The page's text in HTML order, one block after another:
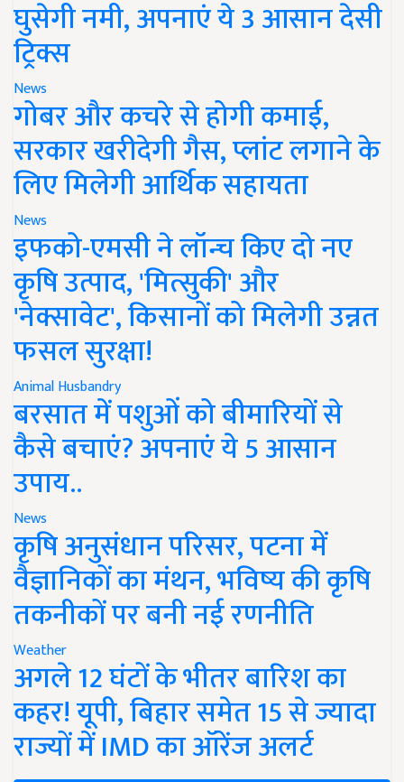
घुसेगी नमी, अपनाएं ये 3 आसान देसी
ट्रिक्स
News
गोबर और कचरे से होगी कमाई,
सरकार खरीदेगी गैस, प्लांट लगाने के
लिए मिलेगी आर्थिक सहायता
News
इफको-एमसी ने लॉन्च किए दो नए
कृषि उत्पाद, 'मित्सुकी' और
'नेक्सावेट', किसानों को मिलेगी उन्नत
फसल सुरक्षा!
Animal Husbandry
बरसात में पशुओं को बीमारियों से
कैसे बचाएं? अपनाएं ये 5 आसान
उपाय..
News
कृषि अनुसंधान परिसर, पटना में
वैज्ञानिकों का मंथन, भविष्य की कृषि
तकनीकों पर बनी नई रणनीति
Weather
अगले 12 घंटों के भीतर बारिश का
कहर! यूपी, बिहार समेत 15 से ज्यादा
राज्यों में IMD का ऑरेंज अलर्ट